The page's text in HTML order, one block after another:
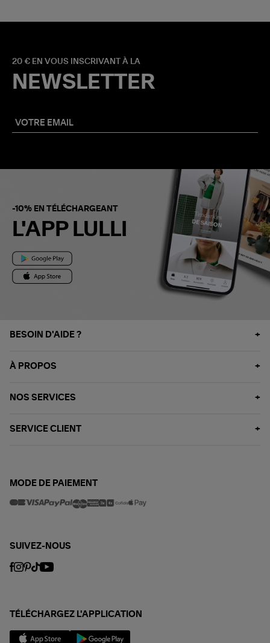
20 € EN VOUS INSCRIVANT À LA
NEWSLETTER
-10% EN TÉLÉCHARGEANT
L'APP LULLI
BESOIN D'AIDE ?
À PROPOS
NOS SERVICES
SERVICE CLIENT
MODE DE PAIEMENT
SUIVEZ-NOUS
TÉLÉCHARGEZ L'APPLICATION